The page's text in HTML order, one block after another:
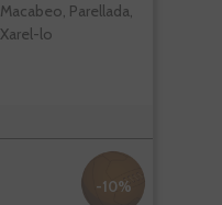
Macabeo, Parellada,
Xarel-lo
-10%